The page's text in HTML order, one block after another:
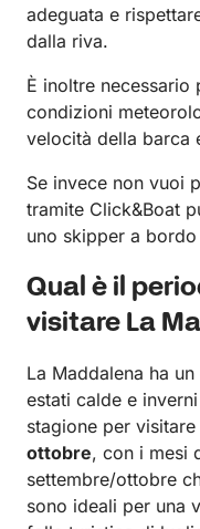
adeguata e
dalla riva.
È inoltre necessario
condizioni
velocità della barca
Se invece non vuoi
tramite Click&Boat
uno skipper a
Qual è il
visitare La
La Maddalena ha
estati calde e
stagione per
ottobre, con i mesi
settembre/ottobre
sono ideali per una